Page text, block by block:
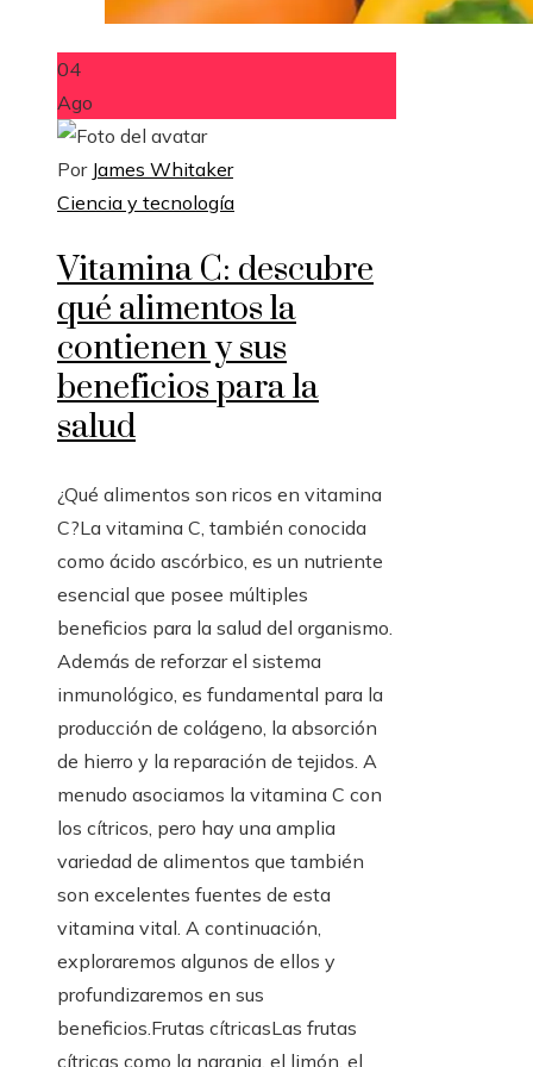
04
Ago
Por James Whitaker
Ciencia y tecnología
Vitamina C: descubre
qué alimentos la
contienen y sus
beneficios para la
salud
¿Qué alimentos son ricos en vitamina
C?La vitamina C, también conocida
como ácido ascórbico, es un nutriente
esencial que posee múltiples
beneficios para la salud del organismo.
Además de reforzar el sistema
inmunológico, es fundamental para la
producción de colágeno, la absorción
de hierro y la reparación de tejidos. A
menudo asociamos la vitamina C con
los cítricos, pero hay una amplia
variedad de alimentos que también
son excelentes fuentes de esta
vitamina vital. A continuación,
exploraremos algunos de ellos y
profundizaremos en sus
beneficios.Frutas cítricasLas frutas
cítricas como la naranja, el limón, el